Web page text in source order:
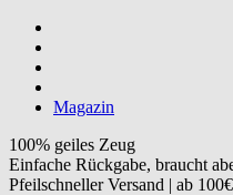
Magazin
100% geiles Zeug
Einfache Rückgabe, braucht
Pfeilschneller Versand | ab